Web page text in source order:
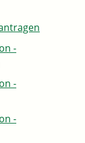
-
-
-